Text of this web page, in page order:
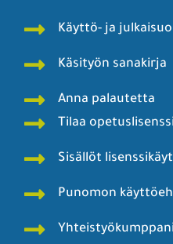
Käyttö- ja
Käsityön sanakirja
Anna palautetta
Tilaa opetuslisenssi
Sisällöt
Punomon